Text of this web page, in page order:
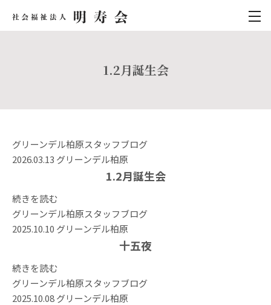
1.2月誕生会
グリーンデル柏原スタッフブログ
2026.03.13 グリーンデル柏原
1.2月誕生会
続きを読む
グリーンデル柏原スタッフブログ
2025.10.10 グリーンデル柏原
十五夜
続きを読む
グリーンデル柏原スタッフブログ
2025.10.08グリーンデル柏原